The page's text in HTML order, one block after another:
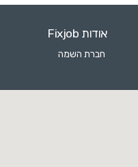
אודות Fixjob
חברת השמה